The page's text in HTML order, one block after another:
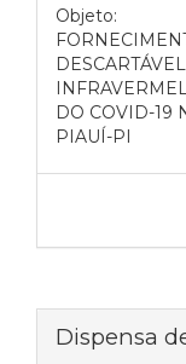
Objeto:
DO COVID-19
PIAUÍ-PI
Dispensa